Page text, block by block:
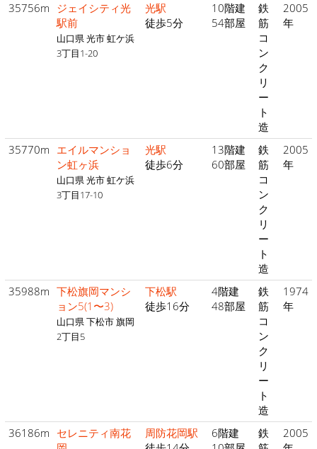
35756m ジェイシティ光
駅前
山口県 光市 虹ケ浜
3丁目1-20
光駅
徒歩5分
10階建
54部屋
鉄
筋
コ
ン
ク
リ
ー
ト
造
2005
年
35770m エイルマンショ
ン虹ヶ浜
山口県 光市 虹ケ浜
3丁目17-10
光駅
徒歩6分
13階建
60部屋
鉄
筋
コ
ン
ク
リ
ー
ト
造
2005
年
35988m 下松旗岡マンシ
ョン5(1〜3)
山口県 下松市 旗岡
2丁目5
下松駅
徒歩16分
4階建
48部屋
鉄
筋
コ
ン
ク
リ
ー
ト
造
1974
年
36186m セレニティ南花
周防花岡駅
6階建
鉄
2005